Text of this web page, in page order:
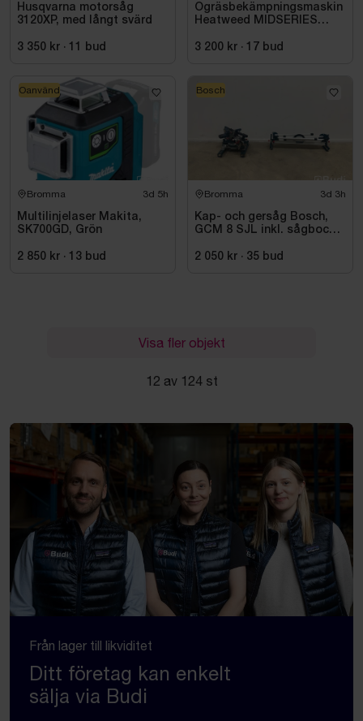
Husqvarna motorsåg
3120XP, med långt svärd
3 350 kr · 11 bud
Ogräsbekämpningsmaskin
Heatweed MIDSERIES
3 200 kr · 17 bud
Bromma 3d 5h
Multilinjelaser Makita,
SK700GD, Grön
2 850 kr · 13 bud
Oanvänd
Bromma 3d 3h
Kap- och gersåg Bosch,
GCM 8 SJL inkl. sågbock
2 050 kr · 35 bud
Bosch
Visa fler objekt
12 av 124 st
Från lager till likviditet
Ditt företag kan enkelt
sälja via Budi